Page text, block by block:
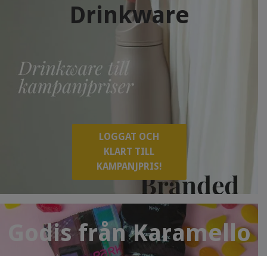
Drinkware
LOGGAT OCH
KLART TILL
KAMPANJPRIS!
Godis från Karamello